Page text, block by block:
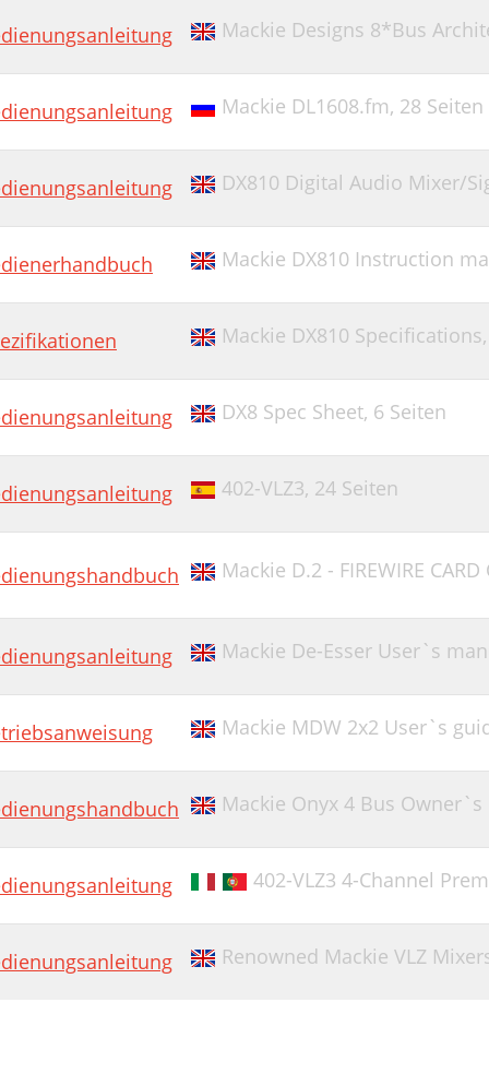
Mackie Designs 8*Bus
Mackie DL1608.fm, 28 Seiten
DX810 Digital Audio Mixer/
Mackie DX810 Instruction
Mackie DX810 Specifications,
DX8 Spec Sheet, 6 Seiten
402-VLZ3, 24 Seiten
Mackie D.2 - FIREWIRE
Mackie De-Esser User`s
Mackie MDW 2x2 User`s
Mackie Onyx 4 Bus Owner`s
402-VLZ3 4-Channel
Renowned Mackie VLZ